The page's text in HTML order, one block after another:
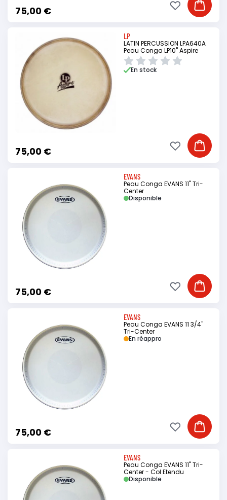
75,00 € Ajouter
Ajouter à ma
LP
LATIN PERCUSSION LPA640A
Peau Conga LP10" Aspire
75,00 €
En stock
Ajouter
Ajouter à ma
EVANS
Peau Conga EVANS 11" Tri-
Center
75,00 €
Disponible
Ajouter
Ajouter à ma
EVANS
Peau Conga EVANS 11 3/4"
Tri-Center
75,00 €
En réappro
Ajouter
Ajouter à ma
EVANS
Peau Conga EVANS 11" Tri-
Center - Col Etendu
Disponible